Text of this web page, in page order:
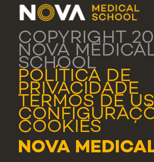
COPYRIGHT
NOVA
SCHOOL
POLÍTICA DE
PRIVACIDADE
TERMOS DE
COOKIES
NOVA